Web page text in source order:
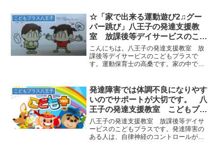
こどもプラス八王子
☆「家で出来る運動遊び2♫グー
パー跳び」八王子の発達支援教
室 放課後等デイサービスのこど
もプラス
こんにちは。八王子の発達支援教室 放
課後等デイサービスのこどもプラスで
す。運動保育士の高桑です。家の中で出
大きくグーとパーをします。②グーの場
合、手（腕）を胸につけて足...
こどもプラス八王子
発達障害では体調不良になりやす
いのでサポートが大切です。 八
王子の発達支援教室 こどもプラ
スの放課後等デイサービス
八王子の発達支援教室 放課後等デイサ
ービスのこどもプラスです。発達障害の
ある人は、自律神経のコントロールが難